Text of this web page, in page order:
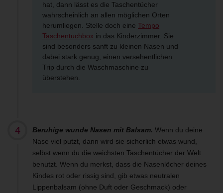
hat, dann lässt es die Taschentücher
wahrscheinlich an allen möglichen Orten
herumliegen. Stelle doch eine Tempo
Taschentuchbox in das Kinderzimmer. Sie
sind besonders sanft zu kleinen Nasen und
dabei stark genug, einen versehentlichen
Trip durch die Waschmaschine zu
überstehen.
Beruhige wunde Nasen mit Balsam. Wenn du deine
Nase viel putzt, dann wird sie sicherlich etwas wund,
selbst wenn du die weichsten Taschentücher der Welt
benutzt. Wenn du merkst, dass die Nasenlöcher deines
Kindes rot oder rissig sind, gib etwas neutralen
Lippenbalsam (ohne Duft oder Geschmack) oder